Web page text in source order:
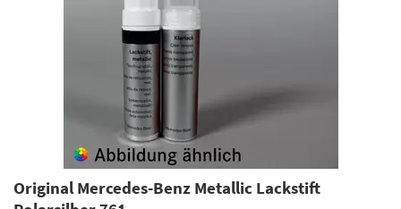
Original Mercedes-Benz Metallic Lackstift